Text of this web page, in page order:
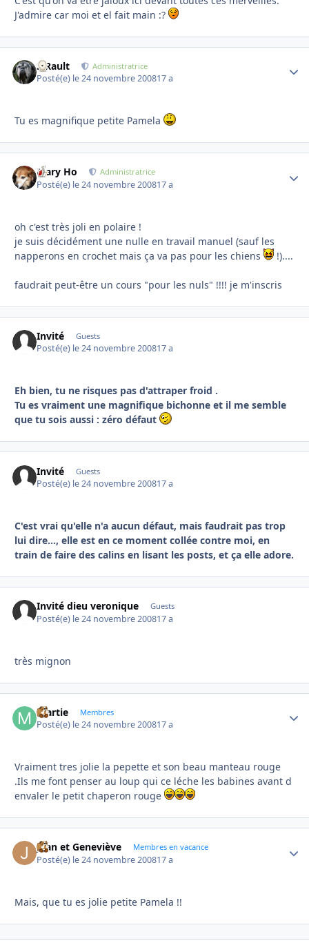
J'admire car moi et el fait main :?
S.Rault Administratrice
Posté(e) le 24 novembre 200817 a
Tu es magnifique petite Pamela
Mary Ho Administratrice
Posté(e) le 24 novembre 200817 a
oh c'est très joli en polaire !
je suis décidément une nulle en travail manuel (sauf les
napperons en crochet mais ça va pas pour les chiens
!)....
faudrait peut-être un cours "pour les nuls" !!!! je m'inscris
Invité Guests
Posté(e) le 24 novembre 200817 a
Eh bien, tu ne risques pas d'attraper froid .
Tu es vraiment une magnifique bichonne et il me semble
que tu sois aussi : zéro défaut
Invité Guests
Posté(e) le 24 novembre 200817 a
C'est vrai qu'elle n'a aucun défaut, mais faudrait pas trop
lui dire..., elle est en ce moment collée contre moi, en
train de faire des calins en lisant les posts, et ça elle adore.
Invité dieu veronique Guests
Posté(e) le 24 novembre 200817 a
très mignon
martie Membres
Posté(e) le 24 novembre 200817 a
Vraiment tres jolie la pepette et son beau manteau rouge
.Ils me font penser au loup qui ce léche les babines avant d
envaler le petit chaperon rouge
Jean et Geneviève Membres en vacance
Posté(e) le 24 novembre 200817 a
Mais, que tu es jolie petite Pamela !!